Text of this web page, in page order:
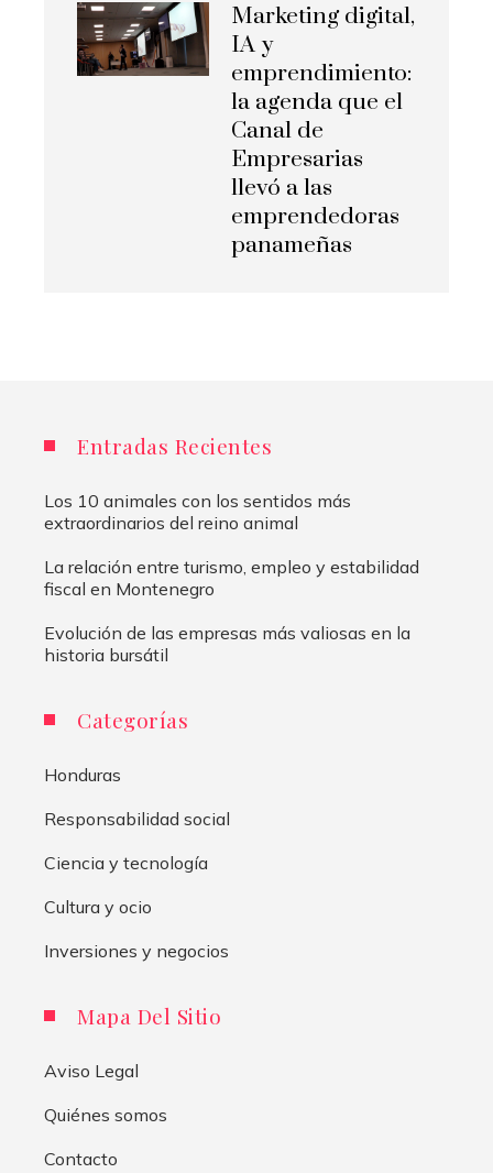
Marketing digital,
IA y
emprendimiento:
la agenda que el
Canal de
Empresarias
llevó a las
emprendedoras
panameñas
Entradas Recientes
Los 10 animales con los sentidos más
extraordinarios del reino animal
La relación entre turismo, empleo y estabilidad
fiscal en Montenegro
Evolución de las empresas más valiosas en la
historia bursátil
Categorías
Honduras
Responsabilidad social
Ciencia y tecnología
Cultura y ocio
Inversiones y negocios
Mapa Del Sitio
Aviso Legal
Quiénes somos
Contacto